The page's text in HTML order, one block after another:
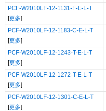
PCF-W2010LF-12-1131-F-E-L-T
[更多]
PCF-W2010LF-12-1183-C-E-L-T
[更多]
PCF-W2010LF-12-1243-T-E-L-T
[更多]
PCF-W2010LF-12-1272-T-E-L-T
[更多]
PCF-W2010LF-12-1301-C-E-L-T
[更多]